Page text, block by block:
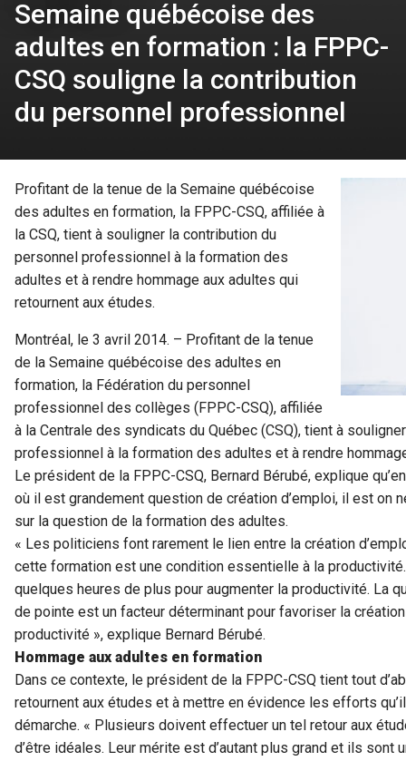
Semaine québécoise des
adultes en formation : la FPPC-
CSQ souligne la contribution
du personnel professionnel
Profitant de la tenue de la Semaine québécoise
des adultes en formation, la FPPC-CSQ, affiliée à
la CSQ, tient à souligner la contribution du
personnel professionnel à la formation des
adultes et à rendre hommage aux adultes qui
retournent aux études.
Montréal, le 3 avril 2014. – Profitant de la tenue
de la Semaine québécoise des adultes en
formation, la Fédération du personnel
professionnel des collèges (FPPC-CSQ), affiliée
à la Centrale des syndicats du Québec (CSQ), tient à
professionnel à la formation des adultes et à rendre
Le président de la FPPC-CSQ, Bernard Bérubé, explique
où il est grandement question de création d’emploi, il est on
sur la question de la formation des adultes.
« Les politiciens font rarement le lien entre la création
cette formation est une condition essentielle à la
quelques heures de plus pour augmenter la productivité. La
de pointe est un facteur déterminant pour favoriser la
productivité », explique Bernard Bérubé.
Hommage aux adultes en formation
Dans ce contexte, le président de la FPPC-CSQ tient tout
retournent aux études et à mettre en évidence les efforts
démarche. « Plusieurs doivent effectuer un tel retour aux
d’être idéales. Leur mérite est d’autant plus grand et ils sont